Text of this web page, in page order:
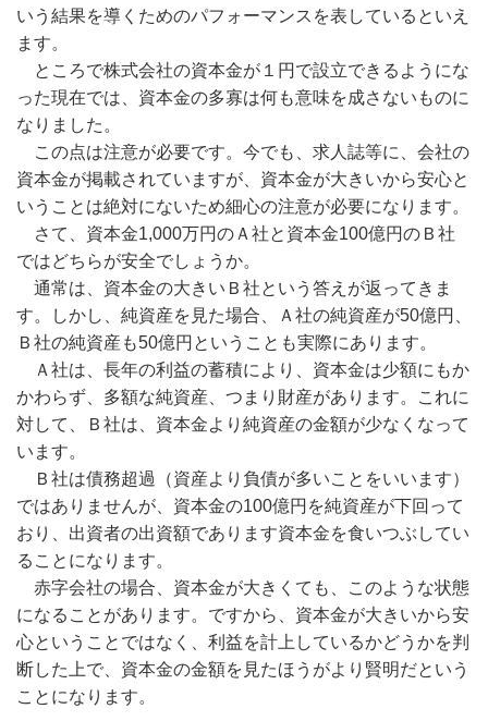
いう結果を導くためのパフォーマンスを表しているといえ
ます。
ところで株式会社の資本金が１円で設立できるようにな
った現在では、資本金の多寡は何も意味を成さないものに
なりました。
この点は注意が必要です。今でも、求人誌等に、会社の
資本金が掲載されていますが、資本金が大きいから安心と
いうことは絶対にないため細心の注意が必要になります。
さて、資本金1,000万円のＡ社と資本金100億円のＢ社
ではどちらが安全でしょうか。
通常は、資本金の大きいＢ社という答えが返ってきま
す。しかし、純資産を見た場合、Ａ社の純資産が50億円、
Ｂ社の純資産も50億円ということも実際にあります。
Ａ社は、長年の利益の蓄積により、資本金は少額にもか
かわらず、多額な純資産、つまり財産があります。これに
対して、Ｂ社は、資本金より純資産の金額が少なくなって
います。
Ｂ社は債務超過（資産より負債が多いことをいいます）
ではありませんが、資本金の100億円を純資産が下回って
おり、出資者の出資額であります資本金を食いつぶしてい
ることになります。
赤字会社の場合、資本金が大きくても、このような状態
になることがあります。ですから、資本金が大きいから安
心ということではなく、利益を計上しているかどうかを判
断した上で、資本金の金額を見たほうがより賢明だという
ことになります。